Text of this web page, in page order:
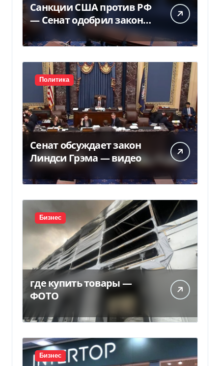
Санкции США против РФ
— Сенат одобрил закон
Грема — Фокус
Политика
Сенат обсуждает закон
Линдси Грэма — видео
Бизнес
где купить товары —
ФОТО
Бизнес